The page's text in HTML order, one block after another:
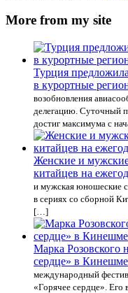
More from my site
Турция
в курортные
возобновления
делегацию. Суточный
достиг максимума с
Женские и
китайцев на
и мужская юношеские
в сериях со сборной
[…]
Марка Розовского
сердце» в Кинешме
международный
«Горячее сердце». Его